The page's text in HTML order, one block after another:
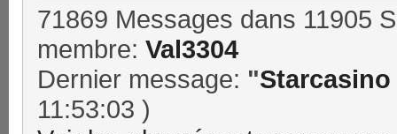
71869 Messages dans 11905
membre: Val3304
Dernier message: "
11:53:03 )